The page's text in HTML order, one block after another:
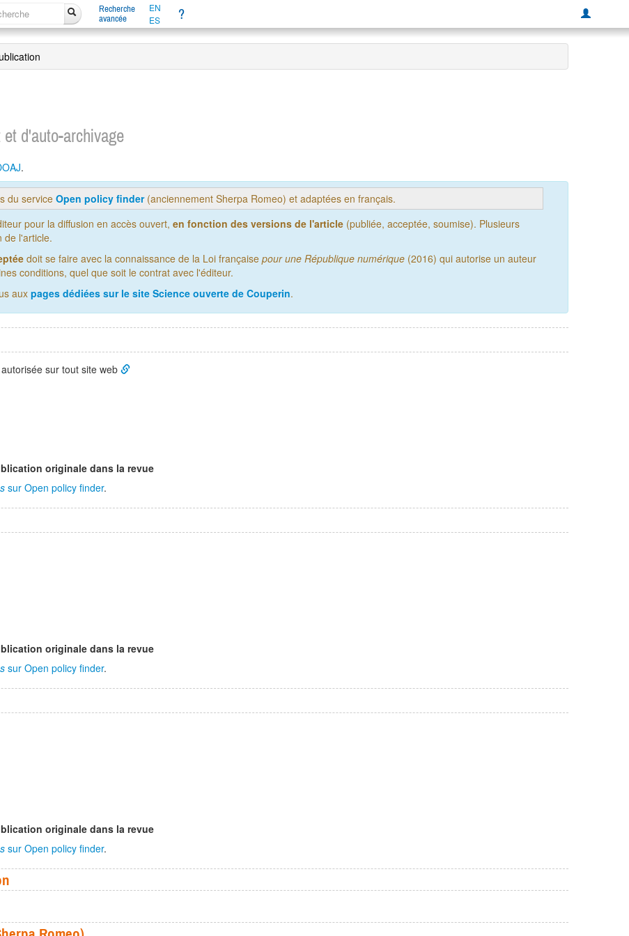
Recherche
avancée
EN
ES
?
d'auto-archivage
.
du service Open policy finder(anciennement Sherpa Romeo) et adaptées en français.
pour la diffusion en accès ouvert, en fonction des versions de l'article (publiée, acceptée, soumise). Plusieurs
de l'article.
doit se faire avec la connaissance de la Loi française pour une République numérique (2016) qui autorise un auteur
conditions, quel que soit le contrat avec l'éditeur.
auxpages dédiées sur le site Science ouverte de Couperin.
sur tout site web
originale dans la revue
sur Open policy finder.
originale dans la revue
sur Open policy finder.
originale dans la revue
sur Open policy finder.